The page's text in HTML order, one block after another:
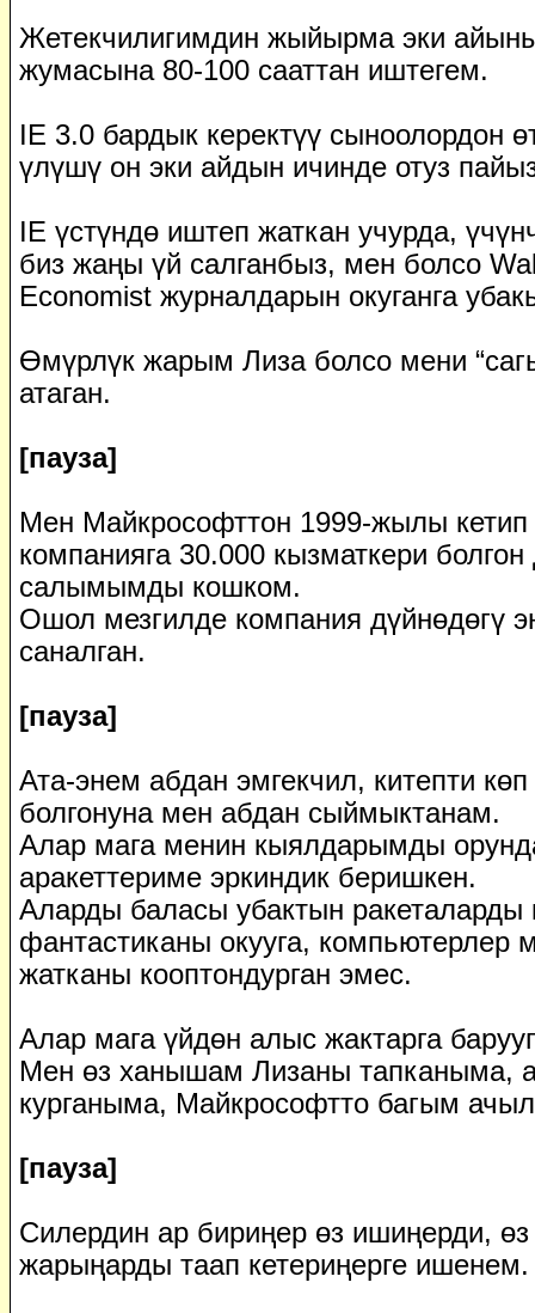
Жетекчилигимдин жыйырма эки
жумасына 80-100 сааттан иштегем.
IE 3.0 бардык керектүү сыноолордон
үлүшү он эки айдын ичинде отуз
IE үстүндө иштеп жаткан учурда,
биз жаңы үй салганбыз, мен болсо
Economist журналдарын окуганга
Өмүрлүк жарым Лиза болсо мени
атаган.
[пауза]
Мен Майкрософттон 1999-жылы кетип
компанияга 30.000 кызматкери болгон
салымымды кошком.
Ошол мезгилде компания дүйнөдөгү
саналган.
[пауза]
Ата-энем абдан эмгекчил, китепти көп
болгонуна мен абдан сыймыктанам.
Алар мага менин кыялдарымды
аракеттериме эркиндик беришкен.
Аларды баласы убактын ракеталарды
фантастиканы окууга, компьютерлер
жатканы кооптондурган эмес.
Алар мага үйдөн алыс жактарга
Мен өз ханышам Лизаны тапканыма,
курганыма, Майкрософтто багым
[пауза]
Силердин ар бириңер өз ишиңерди,
жарыңарды таап кетериңерге ишенем.